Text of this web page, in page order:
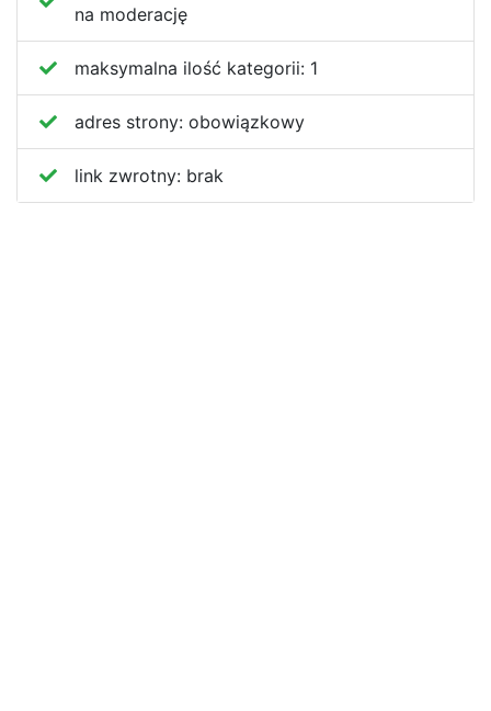
na moderację
maksymalna ilość kategorii: 1
adres strony: obowiązkowy
link zwrotny: brak